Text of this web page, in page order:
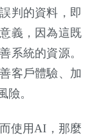
判的資料，即
義，因為這既
系統的資源。
客戶體驗、加
險。
使用AI，那麼